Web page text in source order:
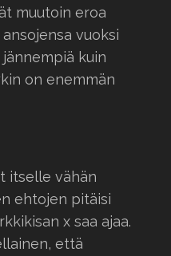
muutoin eroa
vuoksi
kuin
on enemmän
itselle vähän
ehtojen pitäisi
x saa ajaa.
että